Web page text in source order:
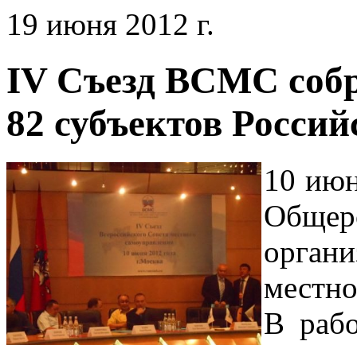
19 июня 2012 г.
IV Съезд ВСМС
82 субъектов
10
В